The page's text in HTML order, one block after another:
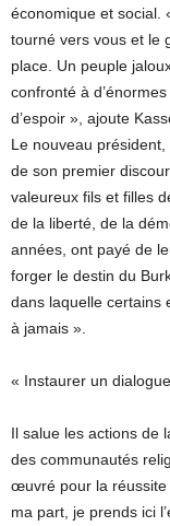
économique et social.
tourné vers vous et le
place. Un peuple
confronté à
d’espoir », ajoute
Le nouveau
de son premier
valeureux fils et filles
de la liberté, de la
années, ont payé de
forger le destin du
dans laquelle certains
à jamais ».
« Instaurer un
Il salue les actions de
des communautés
œuvré pour la réussite
ma part, je prends ici